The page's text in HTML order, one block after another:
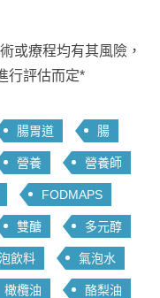
或療程均有其風險，
行評估而定*
腸胃道 腸
營養 營養師
FODMAPS
雙醣 多元醇
飲料 氣泡水
橄欖油 酪梨油